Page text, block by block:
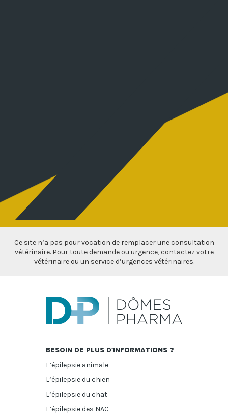
Ce site n’a pas pour vocation de remplacer une consultation
vétérinaire. Pour toute demande ou urgence, contactez votre
vétérinaire ou un service d’urgences vétérinaires.
BESOIN DE PLUS D'INFORMATIONS ?
L’épilepsie animale
L’épilepsie du chien
L’épilepsie du chat
L’épilepsie des NAC